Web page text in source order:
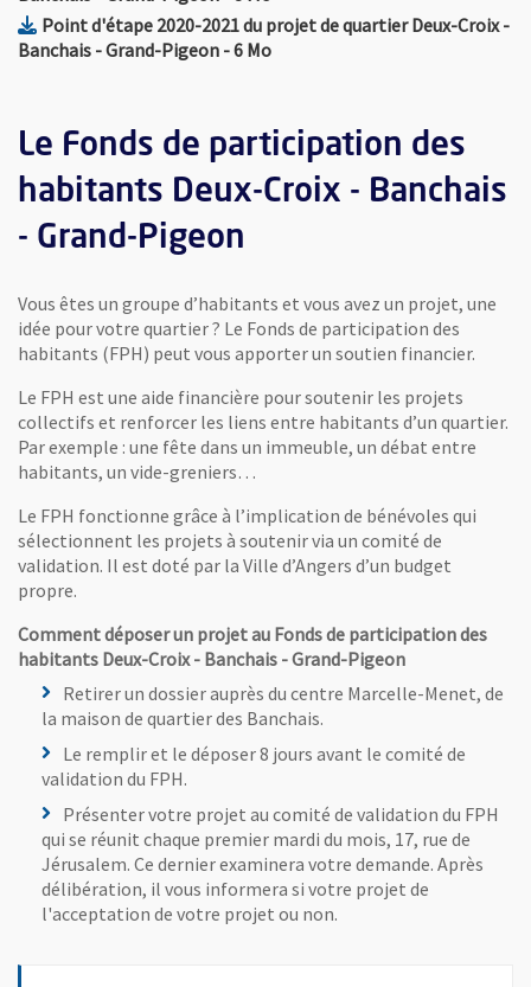
Point d'étape 2020-2021 du projet de quartier Deux-Croix -
Banchais - Grand-Pigeon, Fichier au format Pdf
- 6 Mo, Ouvre une nouvelle fenêtre
Le Fonds de participation des
habitants Deux-Croix - Banchais
- Grand-Pigeon
Vous êtes un groupe d’habitants et vous avez un projet, une
idée pour votre quartier ? Le Fonds de participation des
habitants (FPH) peut vous apporter un soutien financier.
Le FPH est une aide financière pour soutenir les projets
collectifs et renforcer les liens entre habitants d’un quartier.
Par exemple : une fête dans un immeuble, un débat entre
habitants, un vide-greniers…
Le FPH fonctionne grâce à l’implication de bénévoles qui
sélectionnent les projets à soutenir via un comité de
validation. Il est doté par la Ville d’Angers d’un budget
propre.
Comment déposer un projet au Fonds de participation des
habitants Deux-Croix - Banchais - Grand-Pigeon
Retirer un dossier auprès du centre Marcelle-Menet, de
la maison de quartier des Banchais.
Le remplir et le déposer 8 jours avant le comité de
validation du FPH.
Présenter votre projet au comité de validation du FPH
qui se réunit chaque premier mardi du mois, 17, rue de
Jérusalem. Ce dernier examinera votre demande. Après
délibération, il vous informera si votre projet de
l'acceptation de votre projet ou non.